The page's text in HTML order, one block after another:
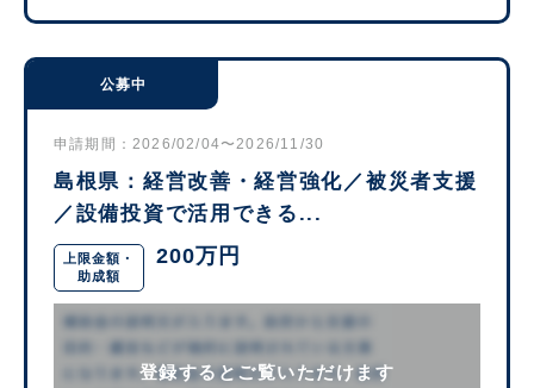
公募中
申請期間：2026/02/04〜2026/11/30
島根県：経営改善・経営強化／被災者支援
／設備投資で活用できる...
上限金額・
助成額
200万円
登録するとご覧いただけます